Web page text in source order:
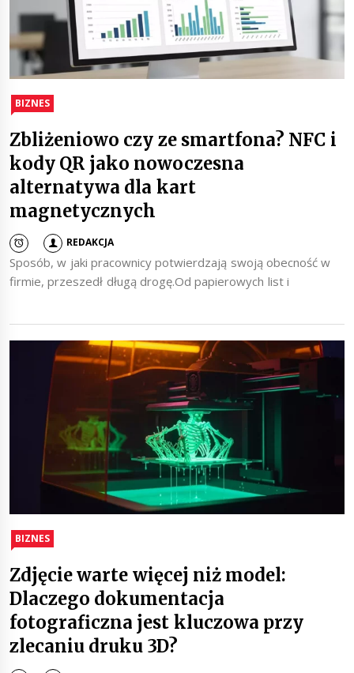
BIZNES
Zbliżeniowo czy ze smartfona? NFC i
kody QR jako nowoczesna
alternatywa dla kart
magnetycznych
REDAKCJA
Sposób, w jaki pracownicy potwierdzają swoją obecność w
firmie, przeszedł długą drogę.Od papierowych list i
BIZNES
Zdjęcie warte więcej niż model:
Dlaczego dokumentacja
fotograficzna jest kluczowa przy
zlecaniu druku 3D?